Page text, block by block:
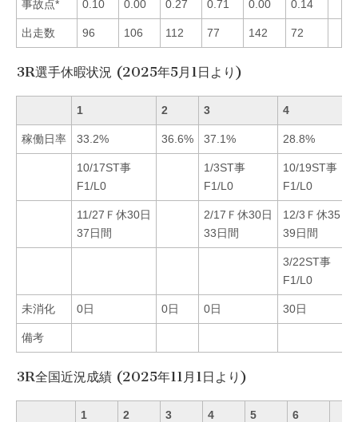
事故点* 0.10 0.00 0.27 0.71 0.00 0.14
出走数 96 106 112 77 142 72
3R選手休暇状況 (2025年5月1日より)
1 2 3 4
稼働日率 33.2% 36.6% 37.1% 28.8%
10/17ST事
F1/L0
1/3ST事
F1/L0
10/19ST事
F1/L0
11/27Ｆ休30日
37日間
2/17Ｆ休30日
33日間
12/3Ｆ休35日
39日間
3/22ST事
F1/L0
未消化 0日 0日 0日 30日
備考
3R全国近況成績 (2025年11月1日より)
1 2 3 4 5 6